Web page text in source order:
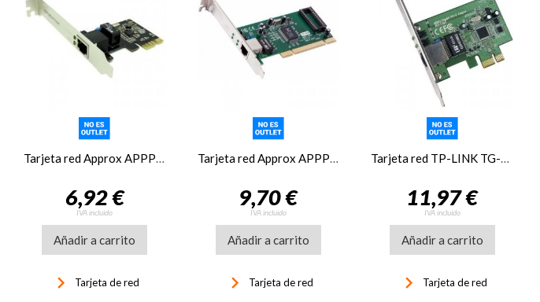
Tarjeta red Approx APPPCIE1000 Red Gigabit PCI-E
6,92 €
IVA incluido
Añadir a carrito
keyboard_arrow_right Tarjeta de red
Tarjeta red Approx APPPCI1000V2 Tarj. red Gigabit PCI 32 bit
9,70 €
IVA incluido
Añadir a carrito
keyboard_arrow_right Tarjeta de red
Tarjeta red TP-LINK TG-3468 Tarjeta red Gigabit RJ45 PCIe 32b
11,97 €
IVA incluido
Añadir a carrito
keyboard_arrow_right Tarjeta de red